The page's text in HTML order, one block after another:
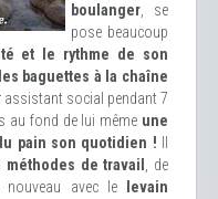
boulanger , se
pose beaucoup
et le rythme de son
baguettes à la chaîne
assistant social pendant 7
au fond de lui même une
pain son quotidien !
méthodes de travail
, de
nouveau avec le
levain